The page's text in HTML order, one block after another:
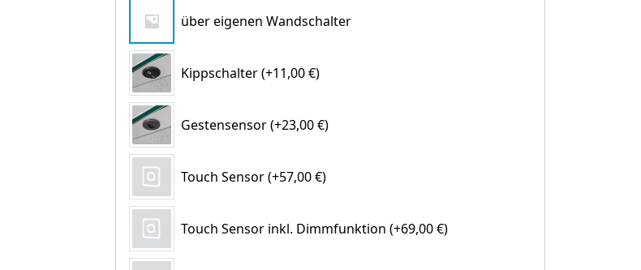
über eigenen Wandschalter
Kippschalter (+11,00 €)
Gestensensor (+23,00 €)
Touch Sensor (+57,00 €)
Touch Sensor inkl. Dimmfunktion (+69,00 €)